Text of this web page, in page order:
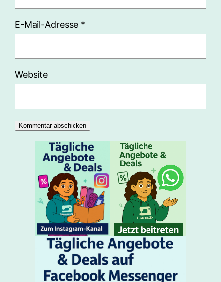
E-Mail-Adresse *
Website